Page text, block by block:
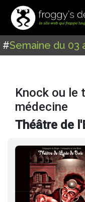
#Semaine du 03
Knock ou le
médecine
Théâtre de